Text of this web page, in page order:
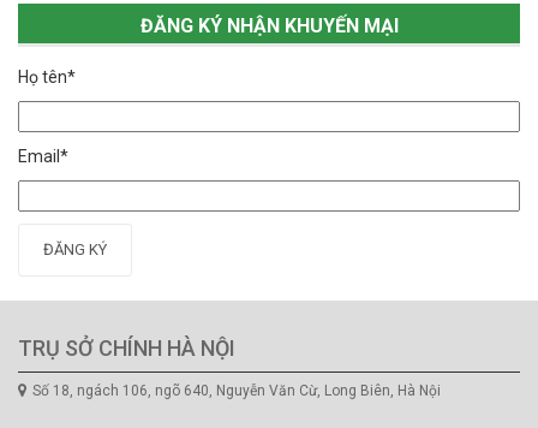
ĐĂNG KÝ NHẬN KHUYẾN MẠI
Họ tên*
Email*
ĐĂNG KÝ
TRỤ SỞ CHÍNH HÀ NỘI
Số 18, ngách 106, ngõ 640, Nguyễn Văn Cừ, Long Biên, Hà Nội